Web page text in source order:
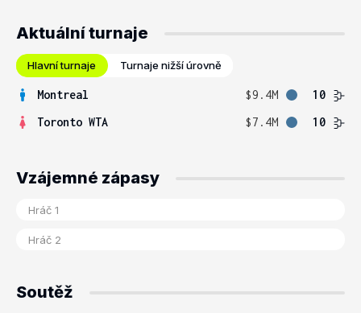
Aktuální turnaje
Hlavní turnaje Turnaje nižší úrovně
Montreal $9.4M
10
Toronto WTA
$7.4M 10
Vzájemné zápasy
Soutěž